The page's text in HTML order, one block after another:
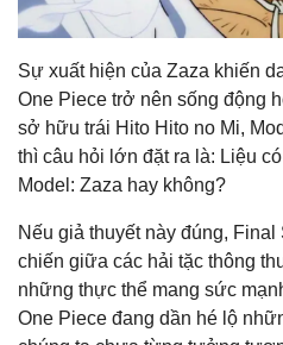
Sự xuất hiện của Zaza khiến
One Piece trở nên sống động
sở hữu trái Hito Hito no Mi,
thì câu hỏi lớn đặt ra là: Liệu
Model: Zaza hay không?
Nếu giả thuyết này đúng,
chiến giữa các hải tặc thông
những thực thể mang sức
One Piece đang dần hé lộ